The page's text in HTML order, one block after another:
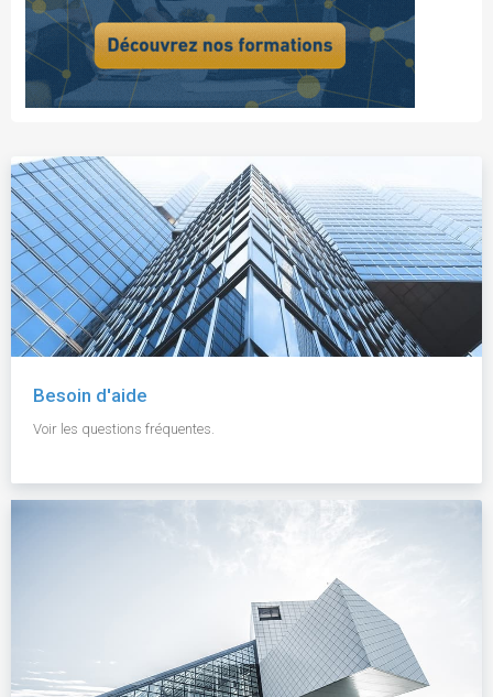
Besoin d'aide
Voir les questions fréquentes.